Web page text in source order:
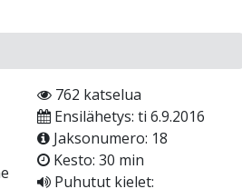
762 katselua
Ensilähetys: ti 6.9.2016
Jaksonumero: 18
Kesto: 30 min
Puhutut kielet: